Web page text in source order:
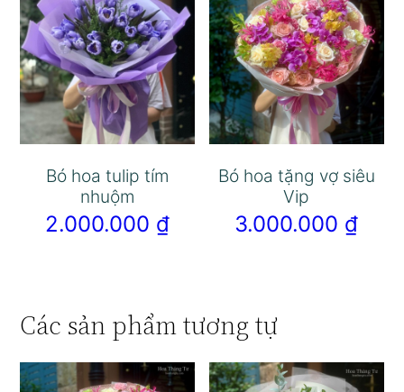
Bó hoa tulip tím
nhuộm
2.000.000 ₫
Bó hoa tặng vợ siêu
Vip
3.000.000 ₫
Các sản phẩm tương tự